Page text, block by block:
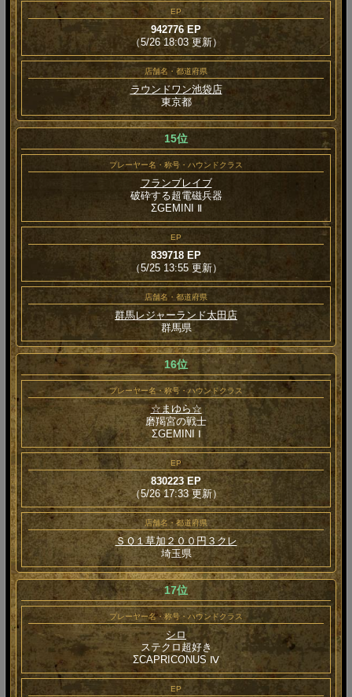
EP
942776 EP
（5/26 18:03 更新）
店舗名・都道府県
ラウンドワン池袋店
東京都
15位
プレーヤー名・称号・ハウンドクラス
フランブレイブ
破砕する超電磁兵器
ΣGEMINI Ⅱ
EP
839718 EP
（5/25 13:55 更新）
店舗名・都道府県
群馬レジャーランド太田店
群馬県
16位
プレーヤー名・称号・ハウンドクラス
☆まゆら☆
磨羯宮の戦士
ΣGEMINI Ⅰ
EP
830223 EP
（5/26 17:33 更新）
店舗名・都道府県
ＳＱ１草加２００円３クレ
埼玉県
17位
プレーヤー名・称号・ハウンドクラス
シロ
ステクロ超好き
ΣCAPRICONUS Ⅳ
EP